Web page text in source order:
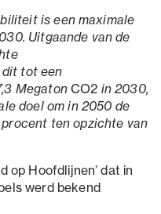
is een maximale
Uitgaande van de
tot een
MegatonCO2 in 2030,
doel om in 2050 de
ten opzichte van
op Hoofdlijnen’ dat in
werd bekend